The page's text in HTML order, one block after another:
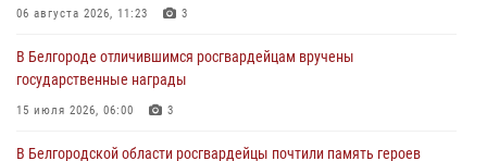
Офицеры Росгвардии и ветераны войск правопорядка почтили
05 августа 2026, 17:12 2
06 августа 2026, 11:23 3
В Белгороде отличившимся росгвардейцам вручены
государственные награды
15 июля 2026, 06:00 3
В Белгородской области росгвардейцы почтили память героев